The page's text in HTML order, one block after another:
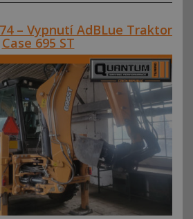
– Vypnutí AdBLue Traktor
Case 695 ST